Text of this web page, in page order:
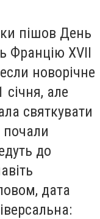
пішов День
Францію XVII
новорічне
січня, але
святкувати
до
дата